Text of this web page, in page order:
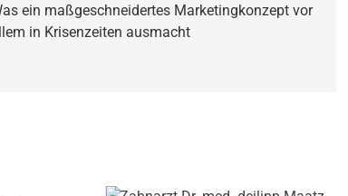
ein maßgeschneidertes Marketingkonzept vor
in Krisenzeiten ausmacht